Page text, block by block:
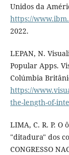
Unidos da
https://
2022.
LEPAN, N.
Popular Apps.
Colúmbia
https://
the-length-of-
LIMA, C. R. P.
"ditadura" dos
CONGRESSO